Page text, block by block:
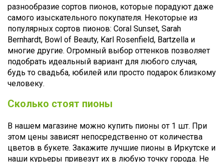
разнообразие сортов пионов, которые порадуют даже
самого изыскательного покупателя. Некоторые из
популярных сортов пионов: Coral Sunset, Sarah
Bernhardt, Bowl of Beauty, Karl Rosenfield, Bartzella и
многие другие. Огромный выбор оттенков позволяет
подобрать идеальный вариант для любого случая,
будь то свадьба, юбилей или просто подарок близкому
человеку.
Сколько стоят пионы
В нашем магазине можно купить пионы от 1 шт. При
этом цены зависят непосредственно от количества
цветов в букете. Закажите лучшие пионы в Иркутске и
наши курьеры привезут их в любую точку города. Не